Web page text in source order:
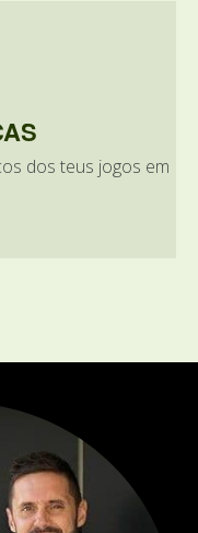
dos teus jogos em